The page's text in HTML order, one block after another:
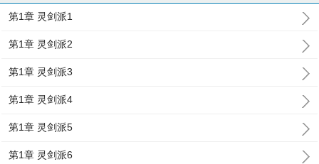
第1章 灵剑派1
第1章 灵剑派2
第1章 灵剑派3
第1章 灵剑派4
第1章 灵剑派5
第1章 灵剑派6